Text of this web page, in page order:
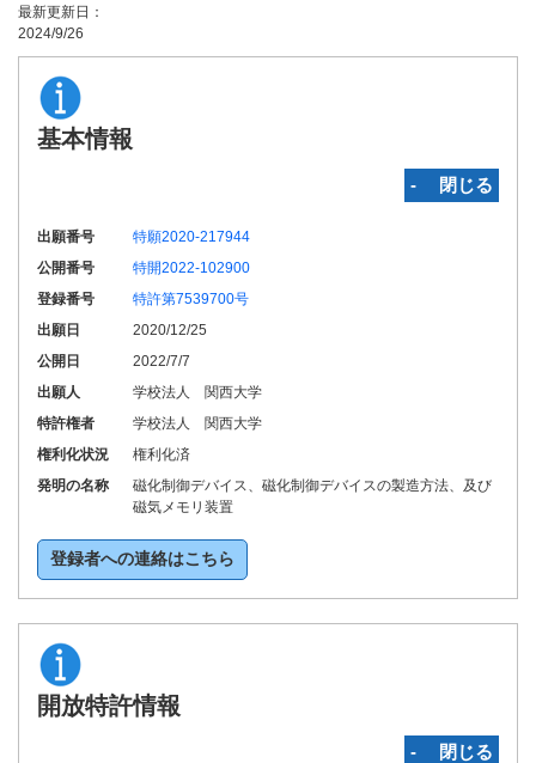
最新更新日：
2024/9/26
基本情報
‐ 閉じる
出願番号
特願2020-217944
公開番号
特開2022-102900
登録番号
特許第7539700号
出願日
2020/12/25
公開日
2022/7/7
出願人
学校法人 関西大学
特許権者
学校法人 関西大学
権利化状況
権利化済
発明の名称
磁化制御デバイス、磁化制御デバイスの製造方法、及び
磁気メモリ装置
登録者への連絡はこちら
開放特許情報
‐ 閉じる